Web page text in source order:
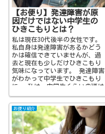
【お便り】発達障害が原
因だけではない中学生の
ひきこもりとは？
私は現在30代後半の女性です。
私自身は発達障害があるかどう
かは確信できていませんが、過
去と現在も少しだけひきこもり
気味になっています。 発達障害
がわかって中学生でひきこもり
に‥ 私は、中学生くらいの頃は
思...
お便り紹介